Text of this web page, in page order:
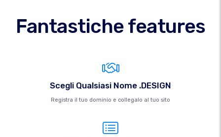
Fantastiche features
Scegli Qualsiasi Nome .DESIGN
Registra il tuo dominio e collegalo al tuo sito